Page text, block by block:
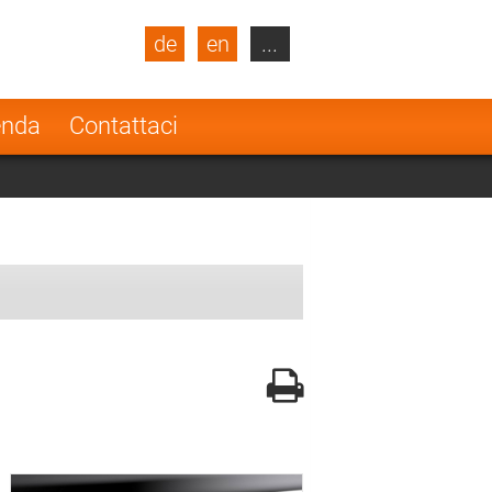
Contattaci
de en
Turkey
Netherlands
...